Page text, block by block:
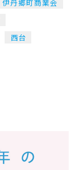
伊丹郷町商業会
西台